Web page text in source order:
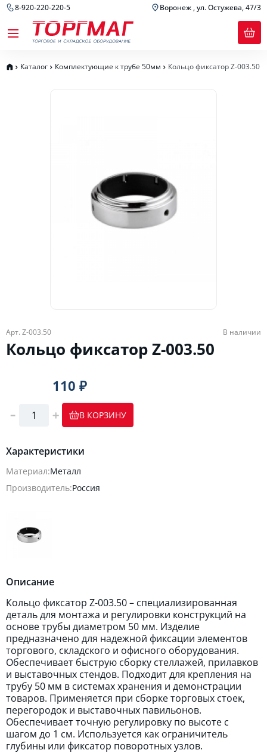
8-920-220-220-5 Воронеж , ул. Остужева, 47/3
Каталог Комплектующие к трубе 50мм Кольцо фиксатор Z-003.50
Арт. Z-003.50 В наличии
Кольцо фиксатор Z-003.50
Характеристики
Материал:Металл
Производитель:Россия
110 ₽
В КОРЗИНУ
Описание
Кольцо фиксатор Z-003.50 – специализированная
деталь для монтажа и регулировки конструкций на
основе трубы диаметром 50 мм. Изделие
предназначено для надежной фиксации элементов
торгового, складского и офисного оборудования.
Обеспечивает быструю сборку стеллажей, прилавков
и выставочных стендов. Подходит для крепления на
трубу 50 мм в системах хранения и демонстрации
товаров. Применяется при сборке торговых стоек,
перегородок и выставочных павильонов.
Обеспечивает точную регулировку по высоте с
шагом до 1 см. Используется как ограничитель
глубины или фиксатор поворотных узлов.